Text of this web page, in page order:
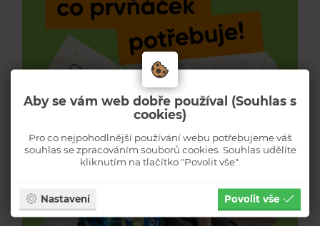
Aby se vám web dobře používal (Souhlas s
cookies)
Pro co nejpohodlnější používání webu potřebujeme váš
souhlas se zpracováním souborů cookies. Souhlas udělíte
kliknutím na tlačítko "Povolit vše".
Nastavení Povolit vše